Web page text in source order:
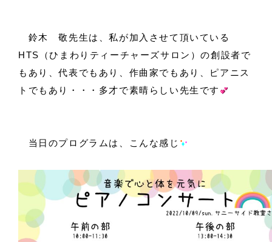
鈴木 敬先生は、私が加入させて頂いている
HTS（ひまわりティーチャーズサロン）の創設者で
もあり、代表でもあり、作曲家でもあり、ピアニス
トでもあり・・・多才で素晴らしい先生です
当日のプログラムは、こんな感じ